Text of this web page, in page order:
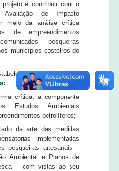
projeto é contribuir com o
Avaliação de Impacto
meio da análise crítica
de empreendimentos
pesqueiras
municípios costeiros do
os seguintes
:
crítica, a componente
Estudos Ambientais
petrolíferos;
da arte das medidas
implementadas
pesqueiras artesanais –
Ambiental e Planos de
– com vistas ao seu